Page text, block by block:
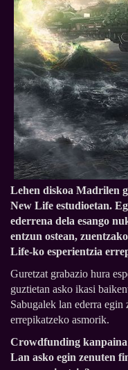
Lehen diskoa Madrilen
New Life estudioetan.
ederrena dela esango
entzun ostean,
Life-ko esperientzia
Guretzat grabazio hura
guztietan asko ikasi
Sabugalek lan ederra
errepikatzeko asmorik.
Crowdfunding kanpaina
Lan asko egin zenuten